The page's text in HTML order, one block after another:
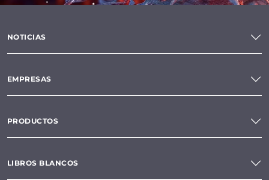
NOTICIAS
EMPRESAS
PRODUCTOS
LIBROS BLANCOS